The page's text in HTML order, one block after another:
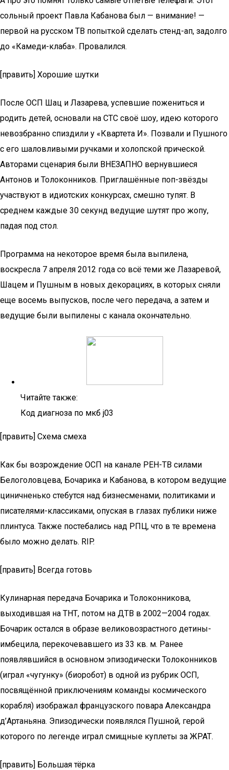
сольный проект Павла Кабанова был — внимание! —
первой на русском ТВ попыткой сделать стенд-ап, задолго
до «Камеди-клаба». Провалился.
[править] Хорошие шутки
После ОСП Шац и Лазарева, успевшие пожениться и
родить детей, основали на СТС своё шоу, идею которого
невозбранно спиздили у «Квартета И». Позвали и Пушного
с его шаловливыми ручками и холопской прической.
Авторами сценария были ВНЕЗАПНО вернувшиеся
Антонов и Толоконников. Приглашённые поп-звёзды
участвуют в идиотских конкурсах, смешно тупят. В
среднем каждые 30 секунд ведущие шутят про жопу,
падая под стол.
Программа на некоторое время была выпилена,
воскресла 7 апреля 2012 года со всё теми же Лазаревой,
Шацем и Пушным в новых декорациях, в которых сняли
еще восемь выпусков, после чего передача, а затем и
ведущие были выпилены с канала окончательно.
Читайте также:
Код диагноза по мкб j03
[править] Схема смеха
Как бы возрождение ОСП на канале РЕН-ТВ силами
Белоголовцева, Бочарика и Кабанова, в котором ведущие
циничненько стебутся над бизнесменами, политиками и
писателями-классиками, опуская в глазах публики ниже
плинтуса. Также постебались над РПЦ, что в те времена
было можно делать. RIP.
[править] Всегда готовь
Кулинарная передача Бочарика и Толоконникова,
выходившая на ТНТ, потом на ДТВ в 2002—2004 годах.
Бочарик остался в образе великовозрастного детины-
имбецила, перекочевавшего из 33 кв. м. Ранее
появлявшийся в основном эпизодически Толоконников
(играл «чугунку» (биоробот) в одной из рубрик ОСП,
посвящённой приключениям команды космического
корабля) изображал французского повара Александра
д’Артаньяна. Эпизодически появлялся Пушной, герой
которого по легенде играл смищные куплеты за ЖРАТ.
[править] Большая тёрка